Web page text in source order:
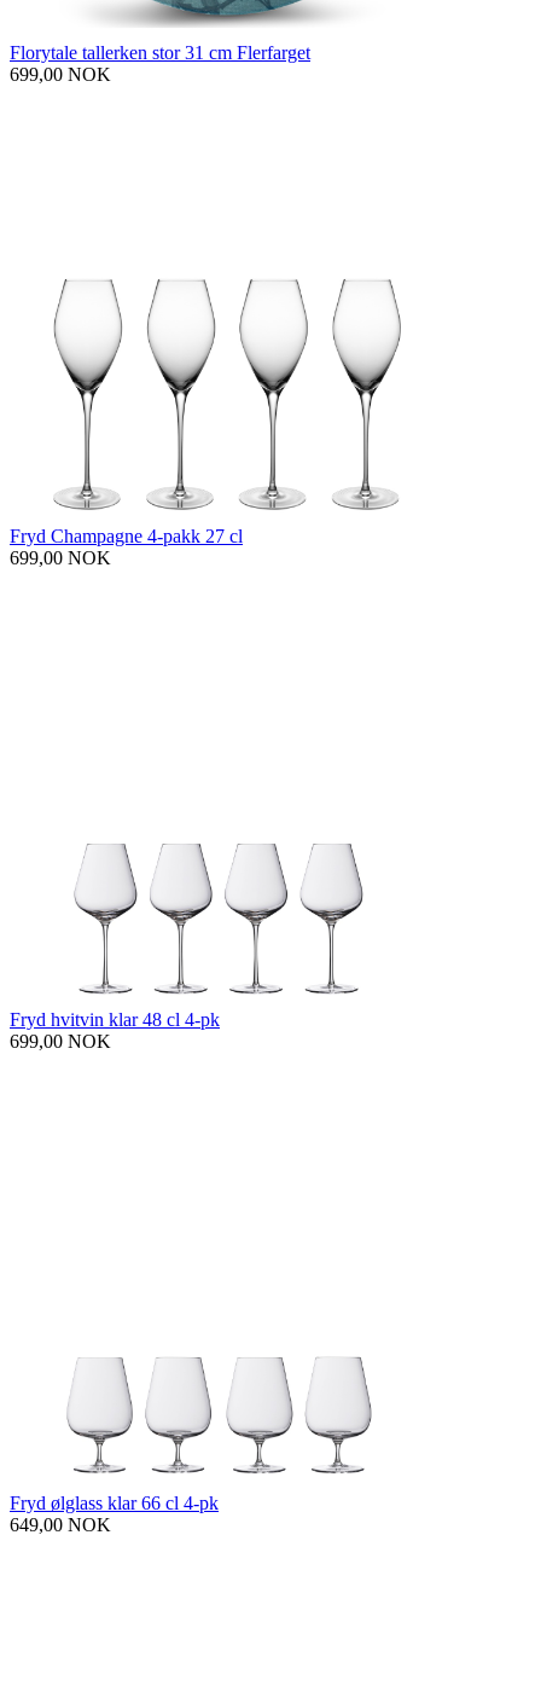
Florytale tallerken stor 31 cm Flerfarget
699,00 NOK
Fryd Champagne 4-pakk 27 cl
699,00 NOK
Fryd hvitvin klar 48 cl 4-pk
699,00 NOK
Fryd ølglass klar 66 cl 4-pk
649,00 NOK